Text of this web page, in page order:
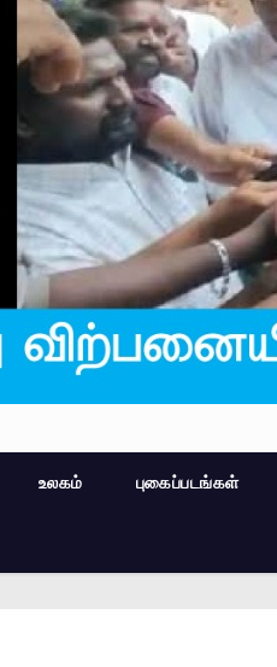
உலகம் புகைப்படங்கள்